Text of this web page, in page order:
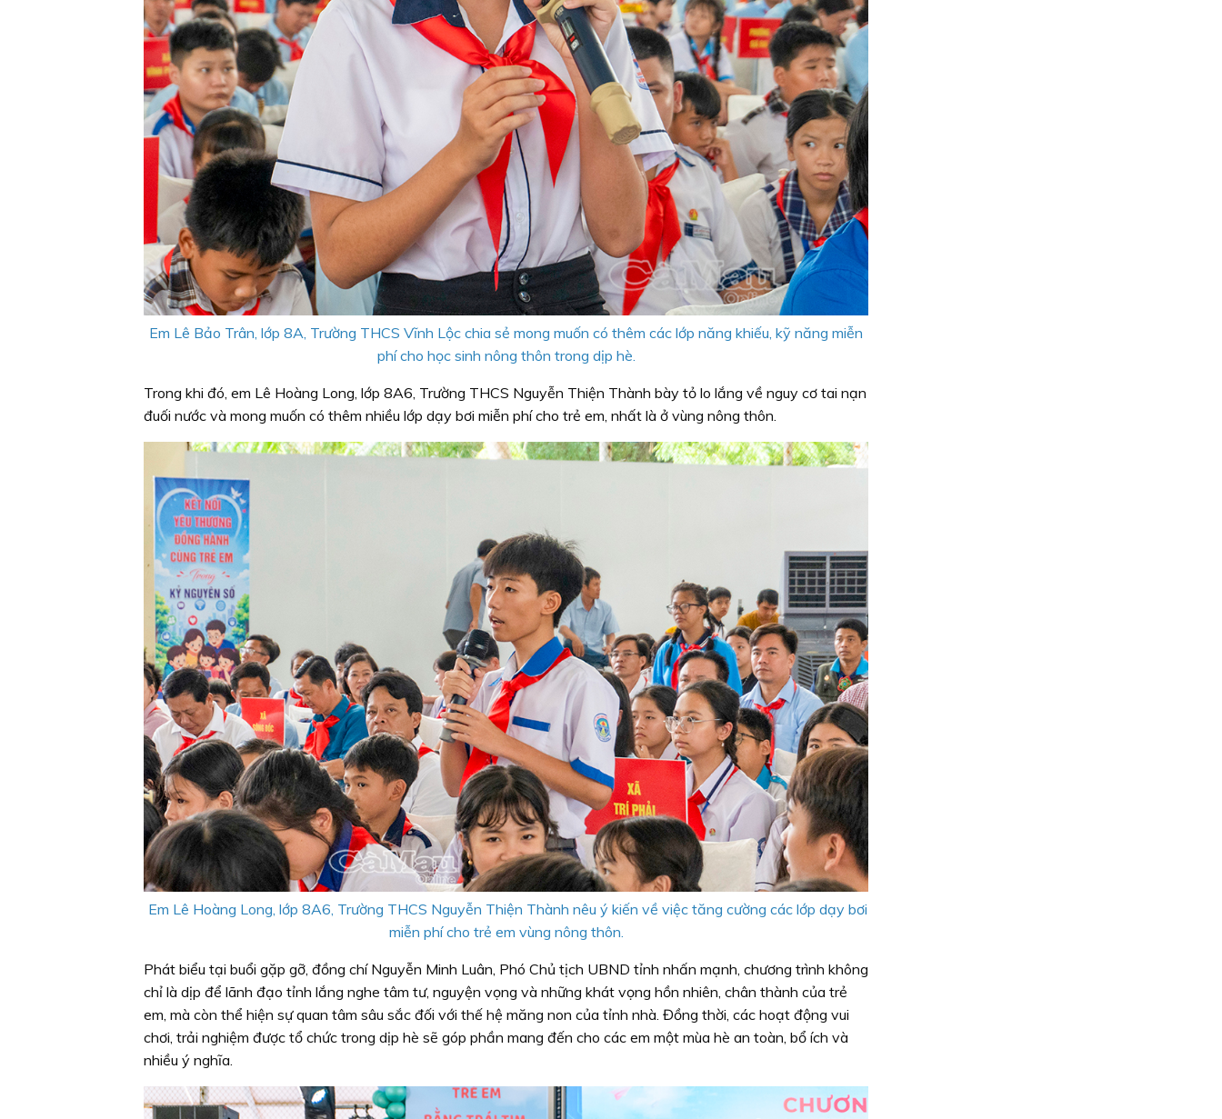
Em Lê Bảo Trân, lớp 8A, Trường THCS Vĩnh Lộc chia sẻ mong muốn có thêm các lớp năng khiếu, kỹ năng miễn
phí cho học sinh nông thôn trong dịp hè.
Trong khi đó, em Lê Hoàng Long, lớp 8A6, Trường THCS Nguyễn Thiện Thành bày tỏ lo lắng về nguy cơ tai nạn
đuối nước và mong muốn có thêm nhiều lớp dạy bơi miễn phí cho trẻ em, nhất là ở vùng nông thôn.
Em Lê Hoàng Long, lớp 8A6, Trường THCS Nguyễn Thiện Thành nêu ý kiến về việc tăng cường các lớp dạy bơi
miễn phí cho trẻ em vùng nông thôn.
Phát biểu tại buổi gặp gỡ, đồng chí Nguyễn Minh Luân, Phó Chủ tịch UBND tỉnh nhấn mạnh, chương trình không
chỉ là dịp để lãnh đạo tỉnh lắng nghe tâm tư, nguyện vọng và những khát vọng hồn nhiên, chân thành của trẻ
em, mà còn thể hiện sự quan tâm sâu sắc đối với thế hệ măng non của tỉnh nhà. Đồng thời, các hoạt động vui
chơi, trải nghiệm được tổ chức trong dịp hè sẽ góp phần mang đến cho các em một mùa hè an toàn, bổ ích và
nhiều ý nghĩa.